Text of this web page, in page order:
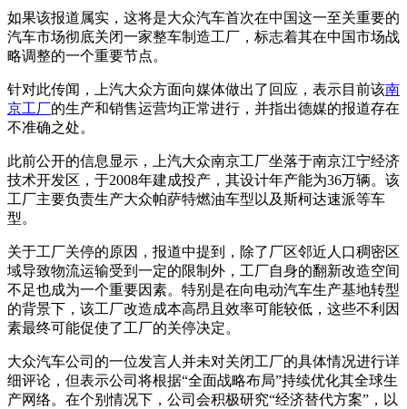
如果该报道属实，这将是大众汽车首次在中国这一至关重要的
汽车市场彻底关闭一家整车制造工厂，标志着其在中国市场战
略调整的一个重要节点。
针对此传闻，上汽大众方面向媒体做出了回应，表示目前该南
京工厂的生产和销售运营均正常进行，并指出德媒的报道存在
不准确之处。
此前公开的信息显示，上汽大众南京工厂坐落于南京江宁经济
技术开发区，于2008年建成投产，其设计年产能为36万辆。该
工厂主要负责生产大众帕萨特燃油车型以及斯柯达速派等车
型。
关于工厂关停的原因，报道中提到，除了厂区邻近人口稠密区
域导致物流运输受到一定的限制外，工厂自身的翻新改造空间
不足也成为一个重要因素。特别是在向电动汽车生产基地转型
的背景下，该工厂改造成本高昂且效率可能较低，这些不利因
素最终可能促使了工厂的关停决定。
大众汽车公司的一位发言人并未对关闭工厂的具体情况进行详
细评论，但表示公司将根据“全面战略布局”持续优化其全球生
产网络。在个别情况下，公司会积极研究“经济替代方案”，以